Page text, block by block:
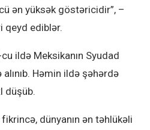
ən yüksək göstəricidir”, –
qeyd ediblər.
ildə Meksikanın Syudad
Həmin ildə şəhərdə
düşüb.
dünyanın ən təhlükəli